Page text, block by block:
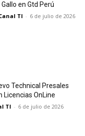
Gallo en Gtd Perú
TI - 6 de julio de 2026
Technical Presales
Licencias OnLine
TI - 6 de julio de 2026